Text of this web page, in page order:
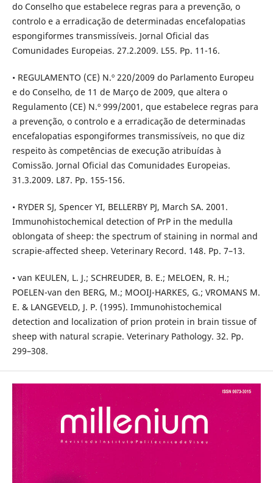
do Conselho que estabelece regras para a prevenção, o
controlo e a erradicação de determinadas encefalopatias
espongiformes transmissíveis. Jornal Oficial das
Comunidades Europeias. 27.2.2009. L55. Pp. 11-16.
• REGULAMENTO (CE) N.º 220/2009 do Parlamento Europeu
e do Conselho, de 11 de Março de 2009, que altera o
Regulamento (CE) N.º 999/2001, que estabelece regras para
a prevenção, o controlo e a erradicação de determinadas
encefalopatias espongiformes transmissíveis, no que diz
respeito às competências de execução atribuídas à
Comissão. Jornal Oficial das Comunidades Europeias.
31.3.2009. L87. Pp. 155-156.
• RYDER SJ, Spencer YI, BELLERBY PJ, March SA. 2001.
Immunohistochemical detection of PrP in the medulla
oblongata of sheep: the spectrum of staining in normal and
scrapie-affected sheep. Veterinary Record. 148. Pp. 7–13.
• van KEULEN, L. J.; SCHREUDER, B. E.; MELOEN, R. H.;
POELEN-van den BERG, M.; MOOIJ-HARKES, G.; VROMANS M.
E. & LANGEVELD, J. P. (1995). Immunohistochemical
detection and localization of prion protein in brain tissue of
sheep with natural scrapie. Veterinary Pathology. 32. Pp.
299–308.